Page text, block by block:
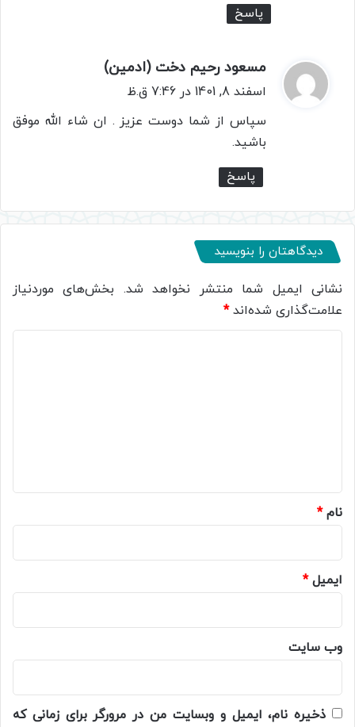
پاسخ
مسعود رحیم دخت (ادمین)
اسفند 8, 1401 در 7:46 ق.ظ
سپاس از شما دوست عزیز . ان شاء الله موفق
باشید.
پاسخ
دیدگاهتان را بنویسید
نشانی ایمیل شما منتشر نخواهد شد. بخش‌های موردنیاز
علامت‌گذاری شده‌اند*
نام*
ایمیل*
وب‌ سایت
ذخیره نام، ایمیل و وبسایت من در مرورگر برای زمانی که